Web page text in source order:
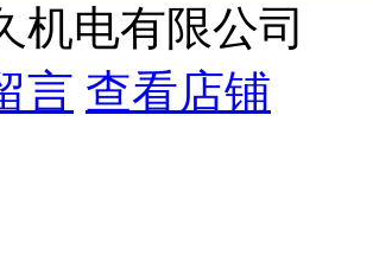
机电有限公司
言 查看店铺